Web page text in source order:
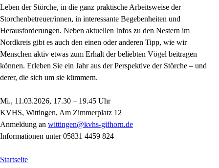
Leben der Störche, in die ganz praktische Arbeitsweise der
Storchenbetreuer/innen, in interessante Begebenheiten und
Herausforderungen. Neben aktuellen Infos zu den Nestern im
Nordkreis gibt es auch den einen oder anderen Tipp, wie wir
Menschen aktiv etwas zum Erhalt der beliebten Vögel beitragen
können. Erleben Sie ein Jahr aus der Perspektive der Störche – und
derer, die sich um sie kümmern.
Mi., 11.03.2026, 17.30 – 19.45 Uhr
KVHS, Wittingen, Am Zimmerplatz 12
Anmeldung an wittingen@kvhs-gifhorn.de
Informationen unter 05831 4459 824
Startseite